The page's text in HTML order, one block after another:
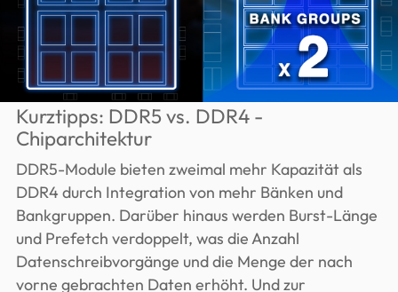
Kurztipps: DDR5 vs. DDR4 -
Chiparchitektur
DDR5-Module bieten zweimal mehr Kapazität als
DDR4 durch Integration von mehr Bänken und
Bankgruppen. Darüber hinaus werden Burst-Länge
und Prefetch verdoppelt, was die Anzahl
Datenschreibvorgänge und die Menge der nach
vorne gebrachten Daten erhöht. Und zur